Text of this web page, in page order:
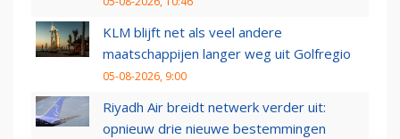
KLM blijft net als veel andere
maatschappijen langer weg uit Golfregio
05-08-2026, 9:00
Riyadh Air breidt netwerk verder uit:
opnieuw drie nieuwe bestemmingen